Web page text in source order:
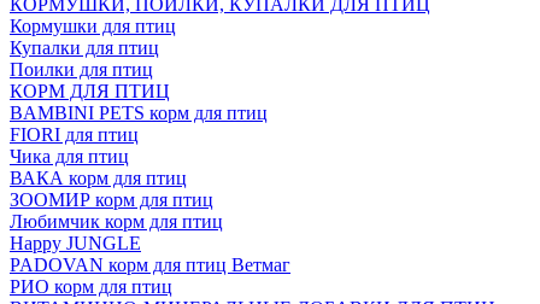
КОРМУШКИ, ПОИЛКИ, КУПАЛКИ ДЛЯ ПТИЦ
Кормушки для птиц
Купалки для птиц
Поилки для птиц
КОРМ ДЛЯ ПТИЦ
BAMBINI PETS корм для птиц
FIORI для птиц
Чика для птиц
ВАКА корм для птиц
ЗООМИР корм для птиц
Любимчик корм для птиц
Happy JUNGLE
PADOVAN корм для птиц Ветмаг
РИО корм для птиц